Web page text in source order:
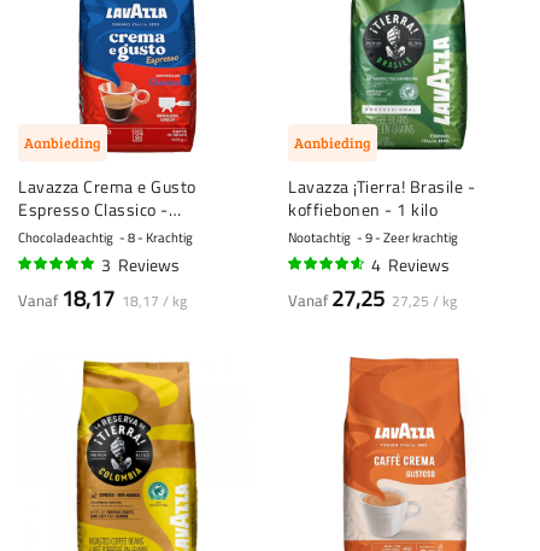
Aanbieding
Lavazza Crema e Gusto
Espresso Classico -
koffiebonen - 1 kilo
Chocoladeachtig 8 - Krachtig
3 Reviews
Vanaf 18,17 18,17 / kg
Aanbieding
Lavazza ¡Tierra! Brasile -
koffiebonen - 1 kilo
Nootachtig 9 - Zeer krachtig
4 Reviews
Vanaf 27,25 27,25 / kg